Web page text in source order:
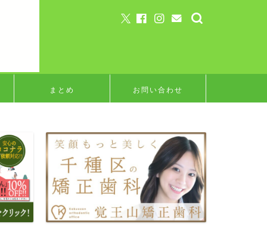
まとめ お問い合わせ